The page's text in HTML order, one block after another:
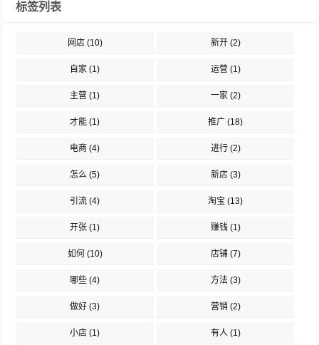
标签列表
网店(10) 新开(2)
自家 (1) 运营 (1)
主营 (1) 一家(2)
才能 (1) 推广 (18)
电商 (4) 进行(2)
怎么 (5) 新店(3)
引流 (4) 淘宝 (13)
开张 (1) 赚钱(1)
如何 (10) 店铺(7)
哪些 (4) 方法(3)
做好 (3) 营销 (2)
小店 (1) 有人(1)